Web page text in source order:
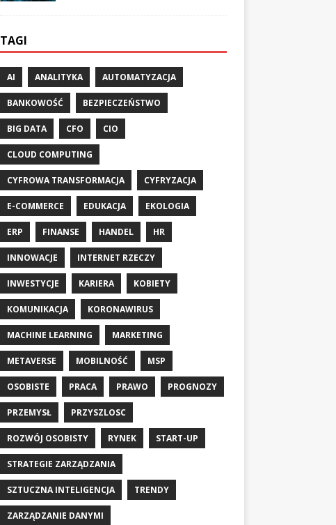
TAGI
AI ANALITYKA AUTOMATYZACJA
BANKOWOŚĆ BEZPIECZEŃSTWO
BIG DATA CFO CIO
CLOUD COMPUTING
CYFROWA TRANSFORMACJA CYFRYZACJA
E-COMMERCE EDUKACJA EKOLOGIA
ERP FINANSE HANDEL HR
INNOWACJE INTERNET RZECZY
INWESTYCJE KARIERA KOBIETY
KOMUNIKACJA KORONAWIRUS
MACHINE LEARNING MARKETING
METAVERSE MOBILNOŚĆ MSP
OSOBISTE PRACA PRAWO PROGNOZY
PRZEMYSŁ PRZYSZLOSC
ROZWÓJ OSOBISTY RYNEK START-UP
STRATEGIE ZARZĄDZANIA
SZTUCZNA INTELIGENCJA TRENDY
ZARZĄDZANIE DANYMI